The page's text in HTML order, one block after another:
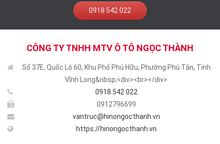
0918 542 022
CÔNG TY TNHH MTV Ô TÔ NGỌC THÀNH
Số 37E, Quốc Lộ 60, Khu Phố Phú Hữu, Phường Phú Tân, Tỉnh
Vĩnh Long&nbsp;<div><br></div>
0918 542 022
0912796699
vantruc@hinongocthanh.vn
https://hinongocthanh.vn